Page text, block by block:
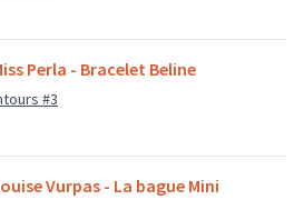
Perla - Bracelet Beline
#3
Vurpas - La bague Mini